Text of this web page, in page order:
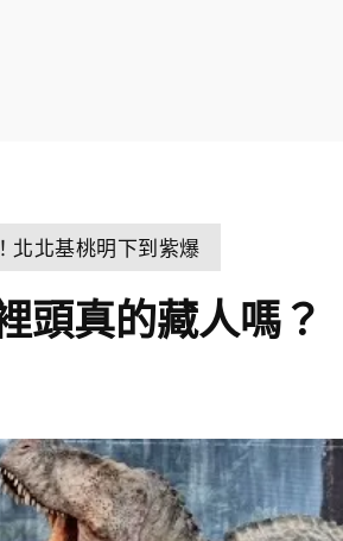
北北基桃明下到紫爆
頭真的藏人嗎